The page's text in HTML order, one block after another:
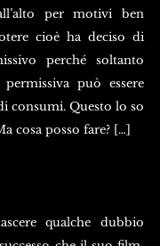
per motivi ben
cioè ha deciso di
perché soltanto
può essere
consumi. Questo lo so
cosa posso fare? […]
qualche dubbio